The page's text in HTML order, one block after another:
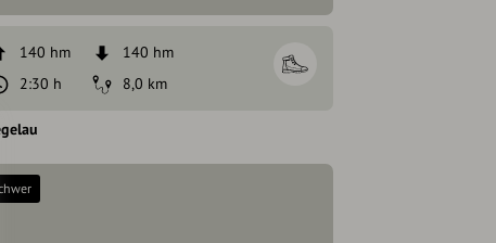
140 hm
140 hm
2:30 h
8,0 km